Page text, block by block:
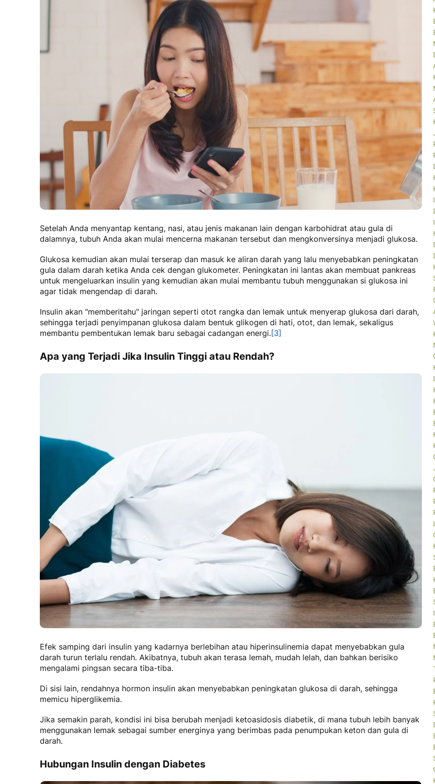
Setelah Anda menyantap kentang, nasi, atau jenis makanan lain dengan karbohidrat atau gula di
dalamnya, tubuh Anda akan mulai mencerna makanan tersebut dan mengkonversinya menjadi glukosa.
Glukosa kemudian akan mulai terserap dan masuk ke aliran darah yang lalu menyebabkan peningkatan
gula dalam darah ketika Anda cek dengan glukometer. Peningkatan ini lantas akan membuat pankreas
untuk mengeluarkan insulin yang kemudian akan mulai membantu tubuh menggunakan si glukosa ini
agar tidak mengendap di darah.
Insulin akan "memberitahu" jaringan seperti otot rangka dan lemak untuk menyerap glukosa dari darah,
sehingga terjadi penyimpanan glukosa dalam bentuk glikogen di hati, otot, dan lemak, sekaligus
membantu pembentukan lemak baru sebagai cadangan energi.[3]
Apa yang Terjadi Jika Insulin Tinggi atau Rendah?
Efek samping dari insulin yang kadarnya berlebihan atau hiperinsulinemia dapat menyebabkan gula
darah turun terlalu rendah. Akibatnya, tubuh akan terasa lemah, mudah lelah, dan bahkan berisiko
mengalami pingsan secara tiba-tiba.
Di sisi lain, rendahnya hormon insulin akan menyebabkan peningkatan glukosa di darah, sehingga
memicu hiperglikemia.
Jika semakin parah, kondisi ini bisa berubah menjadi ketoasidosis diabetik, di mana tubuh lebih banyak
menggunakan lemak sebagai sumber energinya yang berimbas pada penumpukan keton dan gula di
darah.
Hubungan Insulin dengan Diabetes